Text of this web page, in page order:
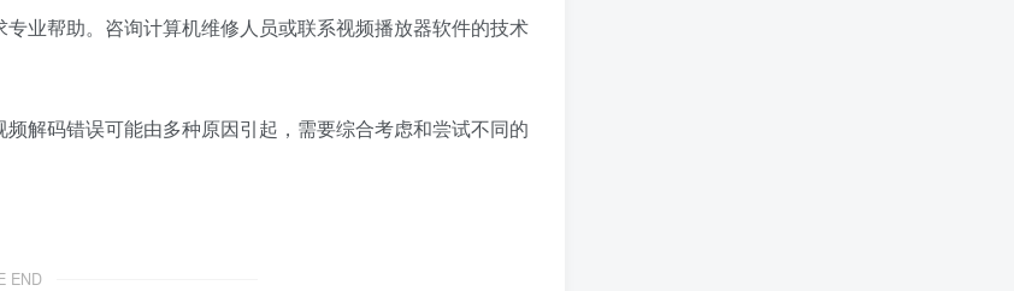
业帮助。咨询计算机维修人员或联系视频播放器软件的技术
解码错误可能由多种原因引起，需要综合考虑和尝试不同的
END